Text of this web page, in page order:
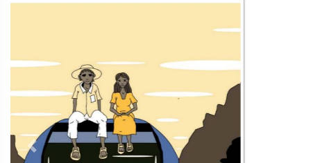
Contacto Directorio Aviso de privacidad